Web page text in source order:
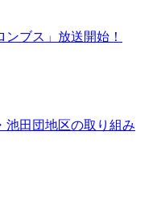
ブス」放送開始！
田団地区の取り組み